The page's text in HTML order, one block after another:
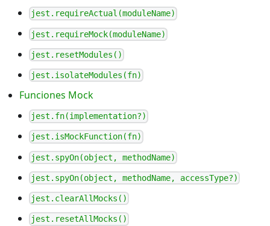
jest.requireActual(moduleName)
jest.requireMock(moduleName)
jest.resetModules()
jest.isolateModules(fn)
Funciones Mock
jest.fn(implementation?)
jest.isMockFunction(fn)
jest.spyOn(object, methodName)
jest.spyOn(object, methodName, accessType?)
jest.clearAllMocks()
jest.resetAllMocks()